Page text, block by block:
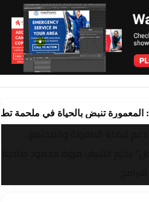
المعمورة تنبض بالحياة في ملحمة